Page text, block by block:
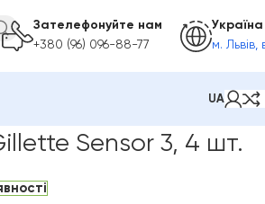
Зателефонуйте нам
+380 (96) 096-88-77
Україна
м. Львів,
UA
Sensor 3, 4 шт.